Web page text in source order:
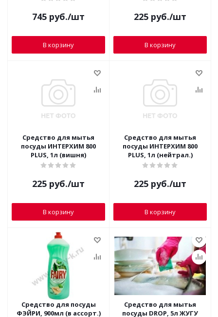
745 руб./шт
В корзину
225 руб./шт
В корзину
Средство для мытья
посуды ИНТЕРХИМ 800
PLUS, 1л (вишня)
225 руб./шт
В корзину
Средство для мытья
посуды ИНТЕРХИМ 800
PLUS, 1л (нейтрал.)
225 руб./шт
В корзину
Средство для посуды
ФЭЙРИ, 900мл (в ассорт.)
Средство для мытья
посуды DROP, 5л ЖУГУ